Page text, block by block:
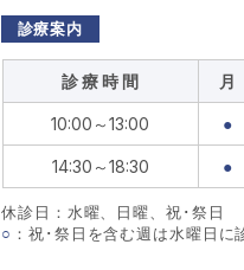
診療案内
診 療 時 間 月
10:00～13:00 ●
14:30～18:30 ●
休診日：水曜、日曜、祝･祭日
○ ：祝･祭日を含む週は水曜日に